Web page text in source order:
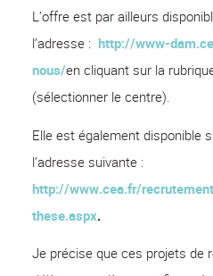
L’offre est par ailleurs
l’adresse : http://www-
nous/en cliquant sur la
(sélectionner le centre).
Elle est également disponible
l’adresse suivante :
http://www.cea.fr/
these.aspx.
Je précise que ces projets de